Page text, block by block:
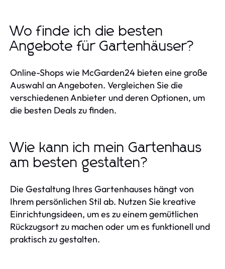
Wo finde ich die besten
Angebote für Gartenhäuser?
Online-Shops wie McGarden24 bieten eine große
Auswahl an Angeboten. Vergleichen Sie die
verschiedenen Anbieter und deren Optionen, um
die besten Deals zu finden.
Wie kann ich mein Gartenhaus
am besten gestalten?
Die Gestaltung Ihres Gartenhauses hängt von
Ihrem persönlichen Stil ab. Nutzen Sie kreative
Einrichtungsideen, um es zu einem gemütlichen
Rückzugsort zu machen oder um es funktionell und
praktisch zu gestalten.